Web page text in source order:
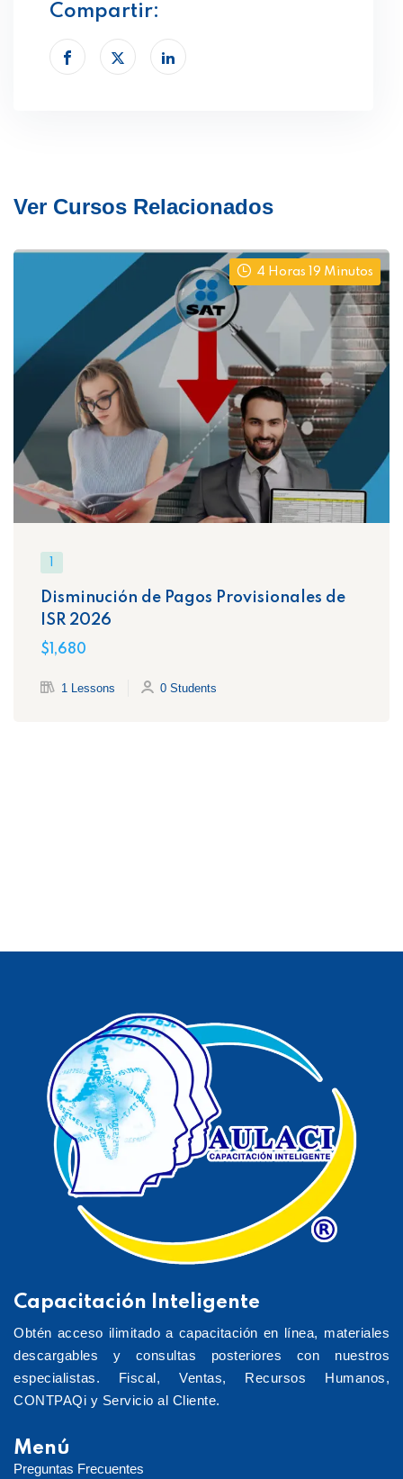
Compartir:
Ver Cursos Relacionados
4 Horas 19 Minutos
Disminución de Pagos Provisionales de
ISR 2026
$1,680
1 Lessons 0 Students
Capacitación Inteligente
Obtén acceso ilimitado a capacitación en línea, materiales
descargables y consultas posteriores con nuestros
especialistas. Fiscal, Ventas, Recursos Humanos,
CONTPAQi y Servicio al Cliente.
Menú
Preguntas Frecuentes